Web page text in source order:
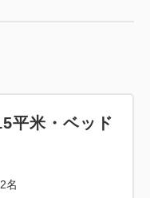
平米・ベッド
名